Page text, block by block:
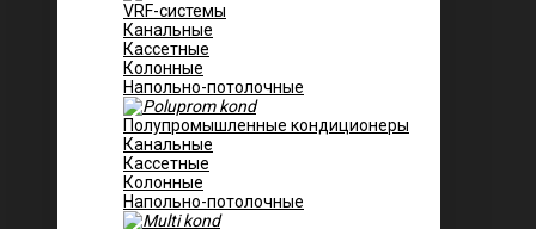
VRF-системы
Канальные
Касcетные
Колонные
Напольно-потолочные
Полупромышленные кондиционеры
Канальные
Кассетные
Колонные
Напольно-потолочные